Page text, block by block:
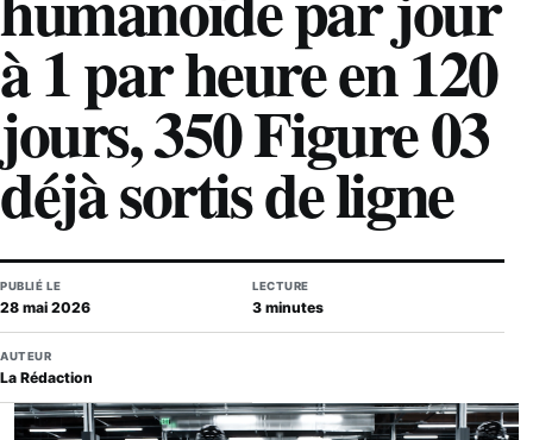
à 1 par heure en 120
jours, 350 Figure 03
déjà sortis de ligne
PUBLIÉ LE
28 mai 2026
LECTURE
3 minutes
AUTEUR
La Rédaction